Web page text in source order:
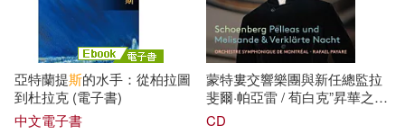
亞特蘭提斯的水手：從柏拉圖
到杜拉克 (電子書)
中文電子書
蒙特婁交響樂團與新任總監拉
斐爾·帕亞雷 / 荀白克”昇華之
夜”與”佩利亞斯與梅麗桑德”
CD